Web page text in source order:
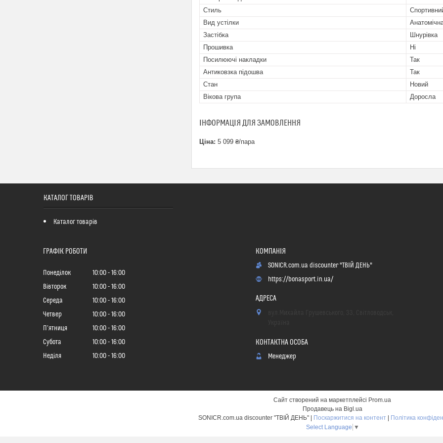
Стиль
Вид устілки
Застібка
Шнурівка
Прошивка
Ні
Посилюючі накладки
Так
Антиковзка підошва
Так
Стан
Новий
Вікова група
Доросла
ІНФОРМАЦІЯ ДЛЯ ЗАМОВЛЕННЯ
Ціна: 5 099 ₴/пара
КАТАЛОГ ТОВАРІВ
Каталог товарів
ГРАФІК РОБОТИ
Понеділок 10:00
16:00
Вівторок
10:00
16:00
Середа
10:00
16:00
Четвер
10:00
16:00
Пʼятниця
10:00
16:00
Субота
10:00
16:00
Неділя
10:00 16:00
SONICR.com.ua discounter "ТВІЙ ДЕНЬ"
https://bonasport.in.ua/
Менеджер
Сайт створений на маркетплейсі Prom.ua
Продавець на Bigl.ua
Поскаржитися на контент
Політика
Select Language ▼